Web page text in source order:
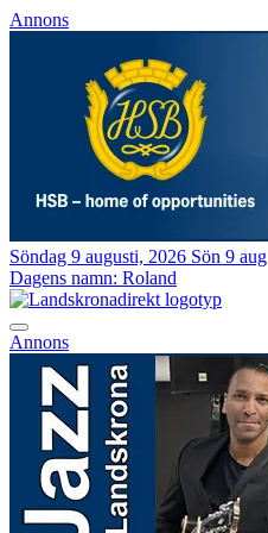
Annons
Söndag 9 augusti, 2026 Sön 9 aug
Dagens namn: Roland
Annons